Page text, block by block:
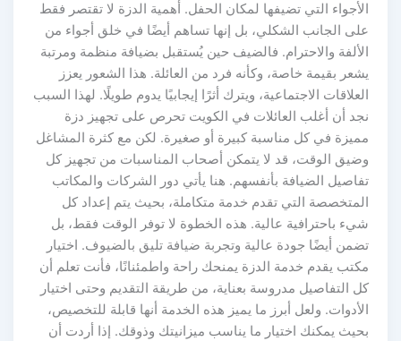
الأجواء التي تضيفها لمكان الحفل. أهمية الدزة لا تقتصر فقط
على الجانب الشكلي، بل إنها تساهم أيضًا في خلق أجواء من
الألفة والاحترام. فالضيف حين يُستقبل بضيافة منظمة ومرتبة
يشعر بقيمة خاصة، وكأنه فرد من العائلة. هذا الشعور يعزز
العلاقات الاجتماعية، ويترك أثرًا إيجابيًا يدوم طويلًا. لهذا السبب
نجد أن أغلب العائلات في الكويت تحرص على تجهيز دزة
مميزة في كل مناسبة كبيرة أو صغيرة. لكن مع كثرة المشاغل
وضيق الوقت، قد لا يتمكن أصحاب المناسبات من تجهيز كل
تفاصيل الضيافة بأنفسهم. هنا يأتي دور الشركات والمكاتب
المتخصصة التي تقدم خدمة متكاملة، بحيث يتم إعداد كل
شيء باحترافية عالية. هذه الخطوة لا توفر الوقت فقط، بل
تضمن أيضًا جودة عالية وتجربة ضيافة تليق بالضيوف. اختيار
مكتب يقدم خدمة الدزة يمنحك راحة واطمئنانًا، فأنت تعلم أن
كل التفاصيل مدروسة بعناية، من طريقة التقديم وحتى اختيار
الأدوات. ولعل أبرز ما يميز هذه الخدمة أنها قابلة للتخصيص،
بحيث يمكنك اختيار ما يناسب ميزانيتك وذوقك. إذا أردت أن